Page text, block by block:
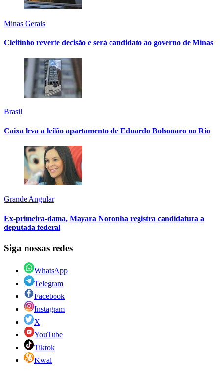
Minas Gerais
Cleitinho reverte decisão e será candidato ao governo de Minas
Brasil
Caixa leva a leilão apartamento de Eduardo Bolsonaro no Rio
Grande Angular
Ex-primeira-dama, Mayara Noronha registra candidatura a
deputada federal
Siga nossas redes
WhatsApp
Telegram
Facebook
Instagram
X
YouTube
Tiktok
Kwai